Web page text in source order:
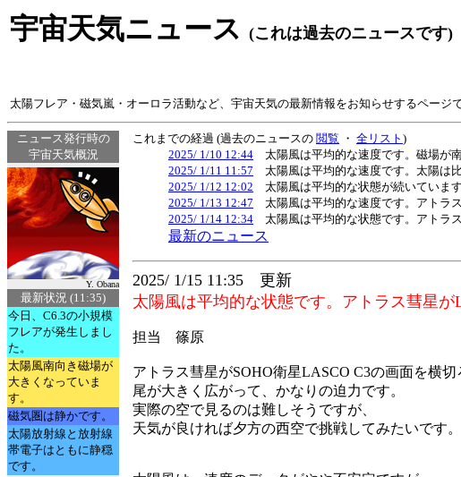
宇宙天気ニュース (これは過去のニュースです)
太陽フレア・磁気嵐・オーロラ活動など、宇宙天気の最新情報をお知らせするページで
ニュース発行時の
宇宙天気概況
Y. Obana
最新状況 (11:35)
今日、C6.3の小規模
フレアが発生しまし
た。
太陽風南向き磁場が
大きくなっていま
す。
磁気圏は静かです。
太陽放射線と放射線
帯電子はともに静穏
です。
これまでの経過 (過去のニュースの 閲覧 ・ 全リスト )
2025/ 1/10 12:44 太陽風は平均的な速度です。磁場が
2025/ 1/11 11:57 太陽風は平均的な速度です。太陽は比
2025/ 1/12 12:02 太陽風は平均的な状態が続いていま
2025/ 1/13 12:47 太陽風は平均的な速度です。アトラ
2025/ 1/14 12:34 太陽風は平均的な状態です。アトラ
最新のニュース
2025/ 1/15 11:35 更新
太陽風は平均的な状態です。アトラス彗星が
担当 篠原
アトラス彗星がSOHO衛星LASCO C3の画面を横切
尾が大きく広がって、かなりの迫力です。
実際の空で見るのは難しそうですが、
天気が良ければ夕方の西空で挑戦してみたいです。